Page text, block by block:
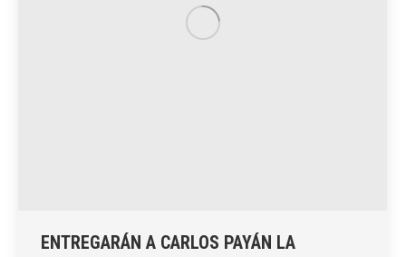
ENTREGARÁN A CARLOS PAYÁN LA